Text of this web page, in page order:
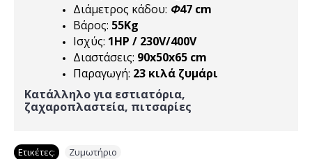
Διάμετρος κάδου: Φ47 cm
Βάρος: 55Kg
Ισχύς: 1HP / 230V/400V
Διαστάσεις: 90x50x65 cm
Παραγωγή: 23 κιλά ζυμάρι
Κατάλληλο για εστιατόρια,
ζαχαροπλαστεία, πιτσαρίες
Ετικέτες: Ζυμωτήριο